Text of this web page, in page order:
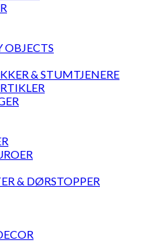
OBJECTS
& STUMTJENERE
& DØRSTOPPER